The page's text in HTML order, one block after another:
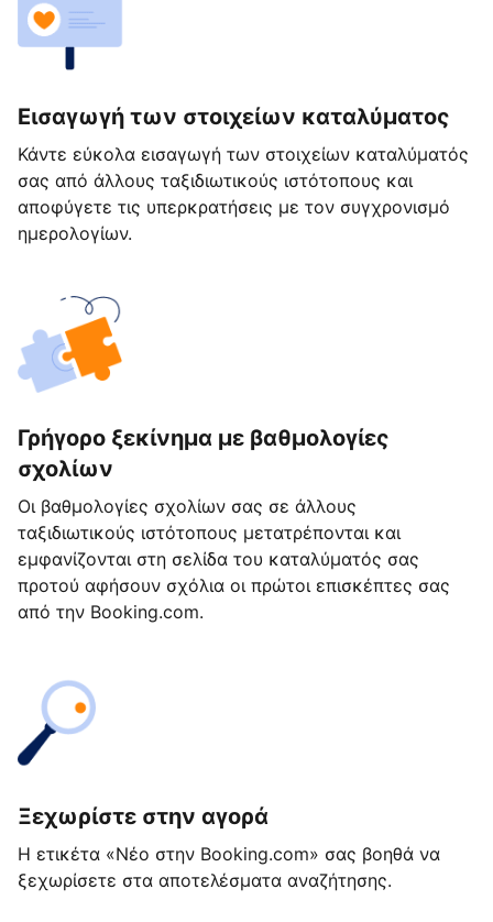
Εισαγωγή των στοιχείων καταλύματος
Κάντε εύκολα εισαγωγή των στοιχείων καταλύματός
σας από άλλους ταξιδιωτικούς ιστότοπους και
αποφύγετε τις υπερκρατήσεις με τον συγχρονισμό
ημερολογίων.
Γρήγορο ξεκίνημα με βαθμολογίες
σχολίων
Οι βαθμολογίες σχολίων σας σε άλλους
ταξιδιωτικούς ιστότοπους μετατρέπονται και
εμφανίζονται στη σελίδα του καταλύματός σας
προτού αφήσουν σχόλια οι πρώτοι επισκέπτες σας
από την Booking.com.
Ξεχωρίστε στην αγορά
Η ετικέτα «Νέο στην Booking.com» σας βοηθά να
ξεχωρίσετε στα αποτελέσματα αναζήτησης.